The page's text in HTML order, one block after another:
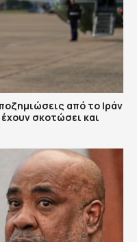
από το Ιράν
σκοτώσει και